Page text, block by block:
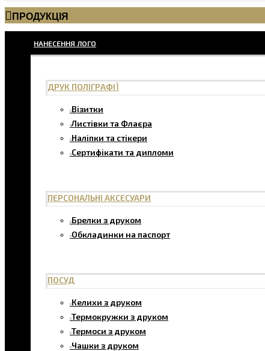
ПРОДУКЦІЯ
НАНЕСЕННЯ ЛОГО
ДРУК ПОЛІГРАФІЇ
Візитки
Листівки та Флаєра
Наліпки та стікери
Сертифікати та дипломи
ПЕРСОНАЛЬНІ АКСЕСУАРИ
Брелки з друком
Обкладинки на паспорт
ПОСУД
Келихи з друком
Термокружки з друком
Термоси з друком
Чашки з друком